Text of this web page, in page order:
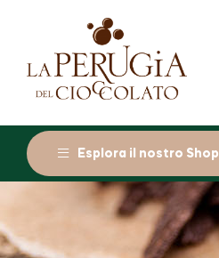
Esplora il nostro Shop